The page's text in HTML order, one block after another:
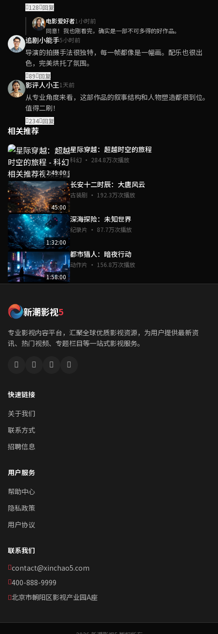
128 回复
电影爱好者1小时前
同意！我也刚看完，确实是一部不可多得的好作品。
追剧小能手5小时前
导演的拍摄手法很独特，每一帧都像是一幅画。配乐也很出
色，完美烘托了氛围。
89 回复
影评人小王1天前
从专业角度来看，这部作品的叙事结构和人物塑造都很到位。
值得二刷！
234 回复
相关推荐
2:49:00
星际穿越：超越时空的旅程
科幻 · 284.8万次播放
45:00
长安十二时辰：大唐风云
古装剧 · 192.3万次播放
1:32:00
深海探险：未知世界
纪录片 · 87.7万次播放
1:58:00
都市猎人：暗夜行动
动作片 · 156.8万次播放
新潮影视5
专业影视内容平台，汇聚全球优质影视资源，为用户提供最新资
讯、热门视频、专题栏目等一站式影视服务。
快速链接
关于我们
联系方式
招聘信息
用户服务
帮助中心
隐私政策
用户协议
联系我们
contact@xinchao5.com
400-888-9999
北京市朝阳区影视产业园A座